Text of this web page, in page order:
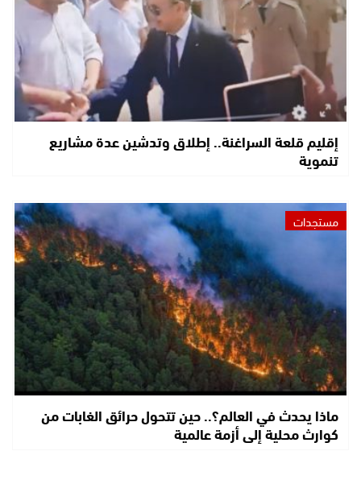
إقليم قلعة السراغنة.. إطلاق وتدشين عدة مشاريع
تنموية
مستجدات
ماذا يحدث في العالم؟.. حين تتحول حرائق الغابات من
كوارث محلية إلى أزمة عالمية